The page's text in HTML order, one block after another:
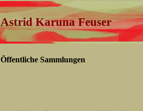
Astrid Karuna Feuser
Öffentliche Sammlungen